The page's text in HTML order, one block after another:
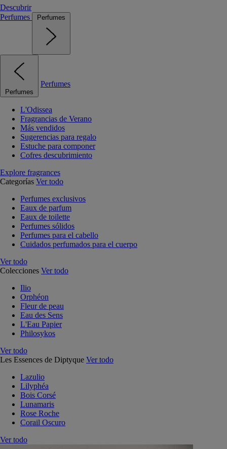
Descubrir
Perfumes
Perfumes
Perfumes
Perfumes
L'Odissea
Fragrancias de Verano
Más vendidos
Sugerencias para regalo
Estuche para componer
Cofres descubrimiento
Explore fragrances
Categorías Ver todo
Perfumes exclusivos
Eaux de parfum
Eaux de toilette
Perfumes sólidos
Perfumes para el cabello
Cuidados perfumados para el cuerpo
Ver todo
Colecciones Ver todo
Ilio
Orphéon
Fleur de peau
Eau des Sens
L'Eau Papier
Philosykos
Ver todo
Les Essences de Diptyque Ver todo
Lazulio
Lilyphéa
Bois Corsé
Lunamaris
Rose Roche
Corail Oscuro
Ver todo